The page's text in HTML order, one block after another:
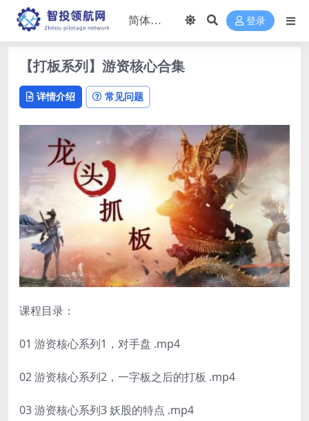
登录
【打板系列】游资核心合集
详情介绍 常见问题
课程目录：
01 游资核心系列1，对手盘 .mp4
02 游资核心系列2，一字板之后的打板 .mp4
03 游资核心系列3 妖股的特点 .mp4